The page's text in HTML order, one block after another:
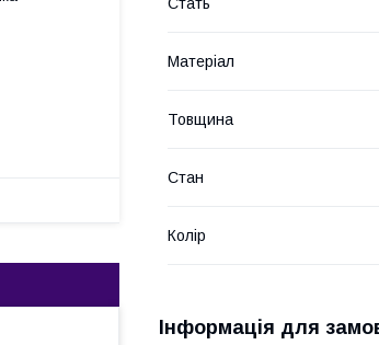
Стать
Матеріал
Товщина
Стан
Колір
Інформація для